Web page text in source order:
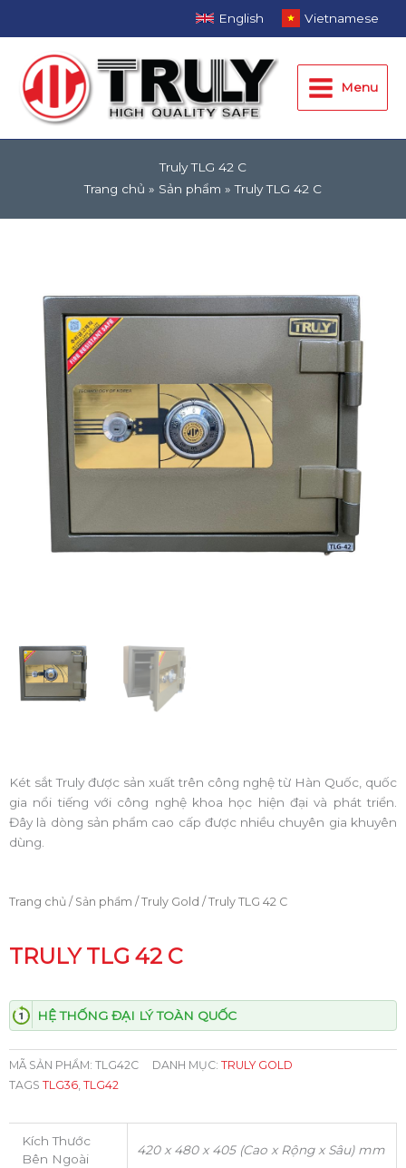
dung
English Vietnamese
MenuMenu
Truly TLG 42 C
Trang chủ
Sản phẩm Truly TLG 42 C
Két sắt Truly được sản xuất trên công nghệ từ Hàn Quốc, quốc
gia nổi tiếng với công nghệ khoa học hiện đại và phát triển.
Đây là dòng sản phẩm cao cấp được nhiều chuyên gia khuyên
dùng.
Trang chủ / Sản phẩm / Truly Gold / Truly TLG 42 C
TRULY TLG 42 C
HỆ THỐNG ĐẠI LÝ TOÀN QUỐC
MÃ SẢN PHẨM: TLG42C DANH MỤC: TRULY GOLD
TAGS TLG36, TLG42
Kích Thước
Bên Ngoài
420 x 480 x 405 (Cao x Rộng x Sâu) mm